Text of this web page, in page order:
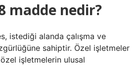
madde nedir?
istediği alanda çalışma ve
sahiptir. Özel işletmeler
işletmelerin ulusal